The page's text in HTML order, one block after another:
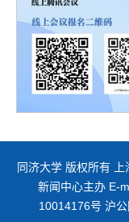
同济大学 版权所有
新闻中心主办 E-
10014176号 沪